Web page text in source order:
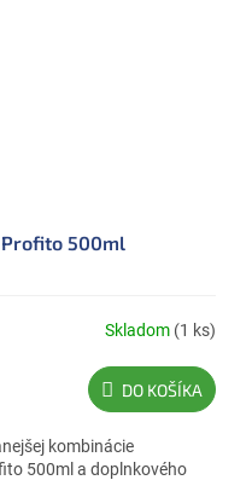
Profito 500ml
Skladom (1 ks)
DO KOŠÍKA
kombinácie
500ml a doplnkového